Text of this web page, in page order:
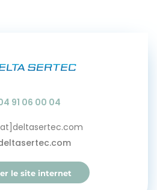
91 06 00 04
le site internet